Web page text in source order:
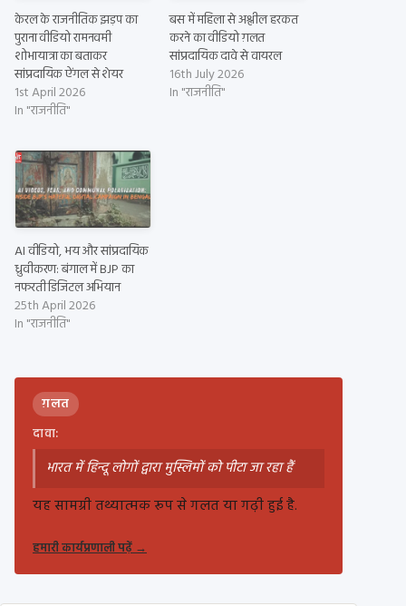
केरल के राजनीतिक झड़प का
पुराना वीडियो रामनवमी
शोभायात्रा का बताकर
सांप्रदायिक ऐंगल से शेयर
1st April 2026
In "राजनीति"
बस में महिला से अश्लील हरकत
करने का वीडियो ग़लत
सांप्रदायिक दावे से वायरल
16th July 2026
In "राजनीति"
AI वीडियो, भय और सांप्रदायिक
ध्रुवीकरण: बंगाल में BJP का
नफरती डिजिटल अभियान
25th April 2026
In "राजनीति"
ग़लत
दावा:
भारत में हिन्दू लोगों द्वारा मुस्लिमों को पीटा जा रहा हैं
यह सामग्री तथ्यात्मक रूप से गलत या गढ़ी हुई है.
हमारी कार्यप्रणाली पढ़ें→